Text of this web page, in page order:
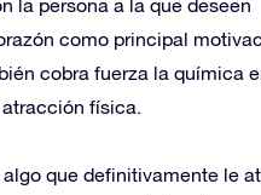
la persona a la que deseen
como principal
cobra fuerza la química
física.
que definitivamente le